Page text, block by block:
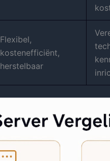
Flexibel,
kostenefficiënt,
herstelbaar